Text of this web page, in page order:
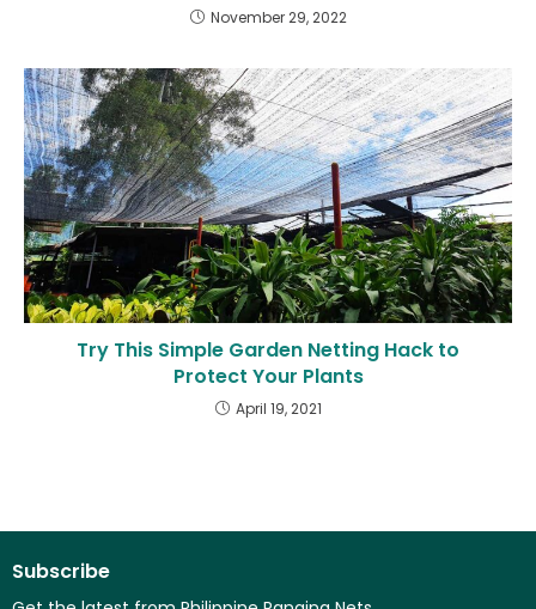
November 29, 2022
Try This Simple Garden Netting Hack to
Protect Your Plants
April 19, 2021
Subscribe